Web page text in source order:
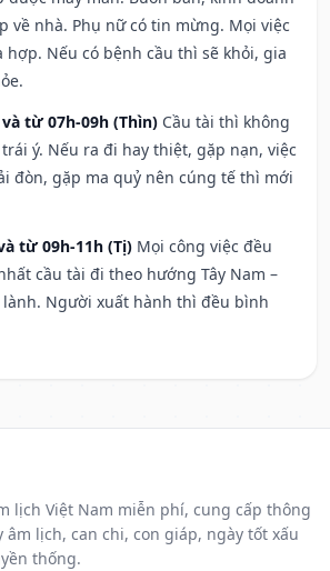
về nhà. Phụ nữ có tin mừng. Mọi việc
Nếu có bệnh cầu thì sẽ khỏi, gia
từ 07h-09h (Thìn) Cầu tài thì không
ý. Nếu ra đi hay thiệt, gặp nạn, việc
đòn, gặp ma quỷ nên cúng tế thì mới
từ 09h-11h (Tị) Mọi công việc đều
cầu tài đi theo hướng Tây Nam –
lành. Người xuất hành thì đều bình
lịch Việt Nam miễn phí, cung cấp thông
âm lịch, can chi, con giáp, ngày tốt xấu
thống.